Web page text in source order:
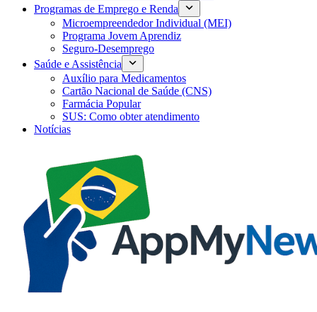
Programas de Emprego e Renda
Microempreendedor Individual (MEI)
Programa Jovem Aprendiz
Seguro-Desemprego
Saúde e Assistência
Auxílio para Medicamentos
Cartão Nacional de Saúde (CNS)
Farmácia Popular
SUS: Como obter atendimento
Notícias